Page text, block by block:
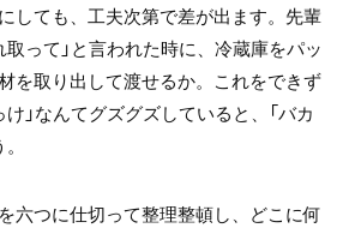
しても、工夫次第で差が出ます。先輩
取って」と言われた時に、冷蔵庫をパッ
を取り出して渡せるか。これをできず
」なんてグズグズしていると、「バカ
六つに仕切って整理整頓し、どこに何